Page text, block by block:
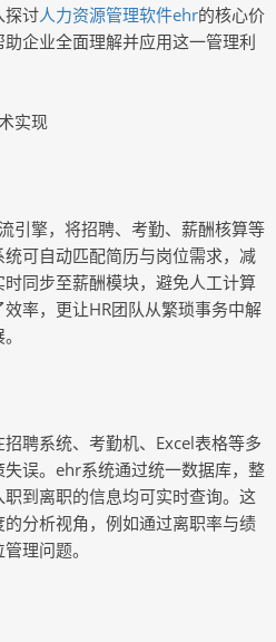
探讨人力资源管理软件ehr的核心价
企业全面理解并应用这一管理利
实现
引擎，将招聘、考勤、薪酬核算等
可自动匹配简历与岗位需求，减
同步至薪酬模块，避免人工计算
率，更让HR团队从繁琐事务中解
聘系统、考勤机、Excel表格等多
误。ehr系统通过统一数据库，整
到离职的信息均可实时查询。这
分析视角，例如通过离职率与绩
理问题。